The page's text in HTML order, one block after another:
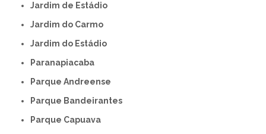
Jardim de Estádio
Jardim do Carmo
Jardim do Estádio
Paranapiacaba
Parque Andreense
Parque Bandeirantes
Parque Capuava